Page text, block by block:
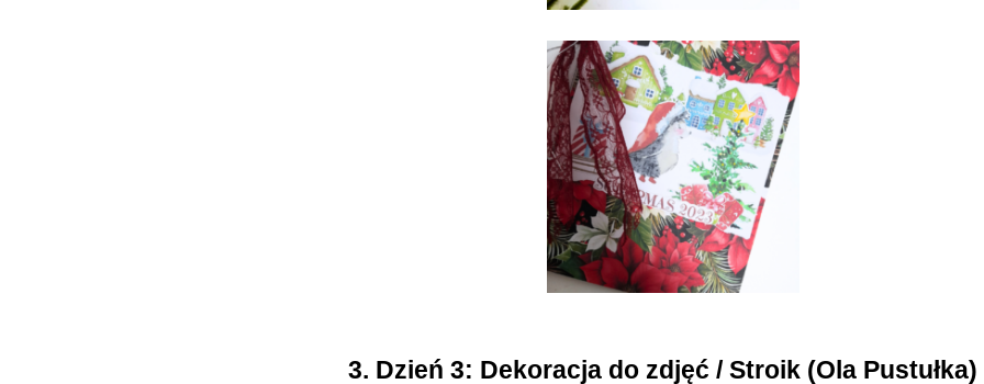
3. Dzień 3: Dekoracja do zdjęć / Stroik (Ola Pustułka)